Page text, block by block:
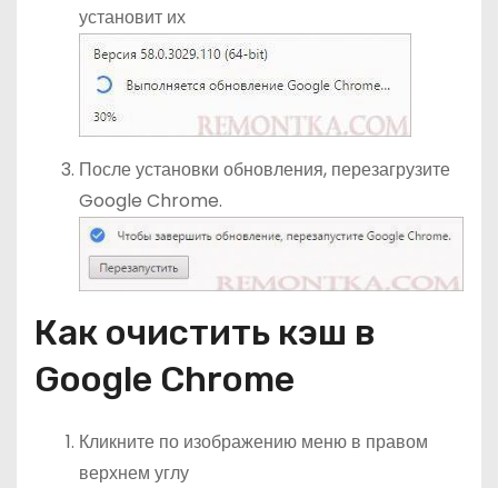
установит их
После установки обновления, перезагрузите
Google Chrome.
Как очистить кэш в
Google Chrome
Кликните по изображению меню в правом
верхнем углу